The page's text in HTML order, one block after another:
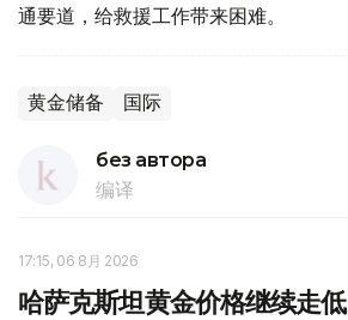
通要道，给救援工作带来困难。
黄金储备 国际
без автора
编译
17:15, 06 8月 2026
哈萨克斯坦黄金价格继续走低